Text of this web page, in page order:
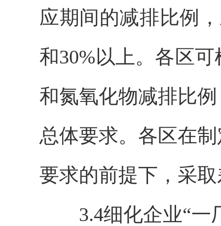
应期间的减排比例
和30%以上。各区
和氮氧化物减排比
总体要求。各区在
要求的前提下，采
3.4细化企业“一